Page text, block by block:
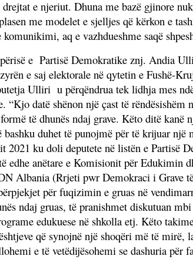
e njeriut. Dhuna me bazë gjinore
me modelet e sjelljes që kërkon e
aq e vazhdueshme saqë
e Partisë Demokratike znj. Andia
e saj elektorale në qytetin e Fushë-
Ulliri u përqëndrua tek lidhja mes
datë shënon një çast të rëndësishëm
të dhunës ndaj grave. Këto ditë
duhet të punojmë për të krijuar
ku doli deputete në listën e Partisë
edhe anëtare e Komisionit për
Albania (Rrjeti pwr Demokraci i Grave
për fuqizimin e gruas në
ndaj gruas, të pranishmet diskutuan
edukuese në shkolla etj. Këto
që synojnë një shoqëri më të
e të vetëdijësohemi se dashuria